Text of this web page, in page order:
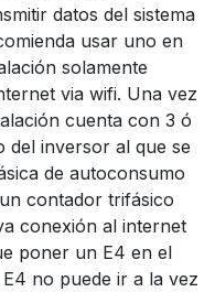
datos del sistema
usar uno en
solamente
via wifi. Una vez
cuenta con 3 ó
del inversor al que se
de autoconsumo
contador trifásico
conexión al internet
poner un E4 en el
no puede ir a la vez